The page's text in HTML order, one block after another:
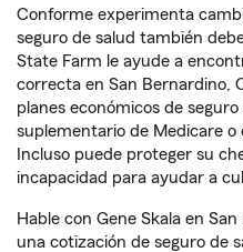
Conforme experimenta
seguro de salud también
State Farm le ayude a
correcta en San Bernardino,
planes económicos de
suplementario de Medicare
Incluso puede proteger su
incapacidad para ayudar a
Hable con Gene Skala en
una cotización de seguro de